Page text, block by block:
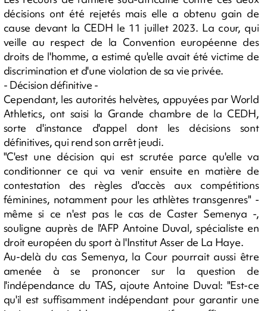
décisions ont été rejetés mais elle a obtenu gain de
cause devant la CEDH le 11 juillet 2023. La cour, qui
veille au respect de la Convention européenne des
droits de l'homme, a estimé qu'elle avait été victime de
discrimination et d'une violation de sa vie privée.
- Décision définitive -
Cependant, les autorités helvètes, appuyées par World
Athletics, ont saisi la Grande chambre de la CEDH,
sorte d'instance d'appel dont les décisions sont
définitives, qui rend son arrêt jeudi.
"C'est une décision qui est scrutée parce qu'elle va
conditionner ce qui va venir ensuite en matière de
contestation des règles d'accès aux compétitions
féminines, notamment pour les athlètes transgenres" -
même si ce n'est pas le cas de Caster Semenya -,
souligne auprès de l'AFP Antoine Duval, spécialiste en
droit européen du sport à l'Institut Asser de La Haye.
Au-delà du cas Semenya, la Cour pourrait aussi être
amenée à se prononcer sur la question de
l'indépendance du TAS, ajoute Antoine Duval: "Est-ce
qu'il est suffisamment indépendant pour garantir une